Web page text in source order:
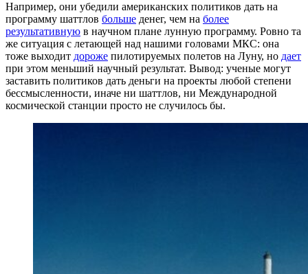
Например, они убедили американских политиков дать на
программу шаттлов больше денег, чем на более
результативную в научном плане лунную программу. Ровно та
же ситуация с летающей над нашими головами МКС: она
тоже выходит дороже пилотируемых полетов на Луну, но дает
при этом меньший научный результат. Вывод: ученые могут
заставить политиков дать деньги на проекты любой степени
бессмысленности, иначе ни шаттлов, ни Международной
космической станции просто не случилось бы.